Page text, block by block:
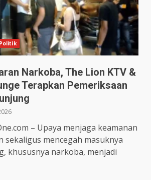
Politik
Narkoba, The Lion KTV &
Terapkan Pemeriksaan
– Upaya menjaga keamanan
sekaligus mencegah masuknya
khususnya narkoba, menjadi